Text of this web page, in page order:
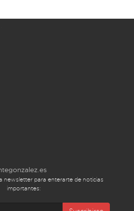
newsletter para enterarte de noticias
importantes: